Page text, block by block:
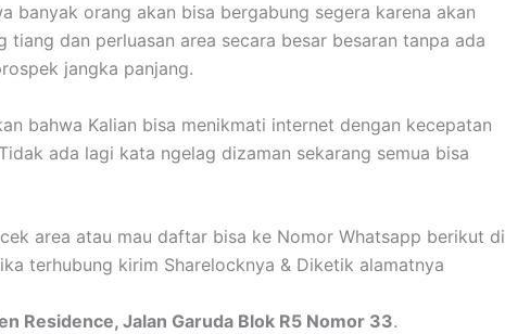
banyak orang akan bisa bergabung segera karena akan
tiang dan perluasan area secara besar besaran tanpa ada
jangka panjang.
bahwa Kalian bisa menikmati internet dengan kecepatan
ada lagi kata ngelag dizaman sekarang semua bisa
area atau mau daftar bisa ke Nomor Whatsapp berikut di
terhubung kirim Sharelocknya & Diketik alamatnya
Residence, Jalan Garuda Blok R5 Nomor 33.